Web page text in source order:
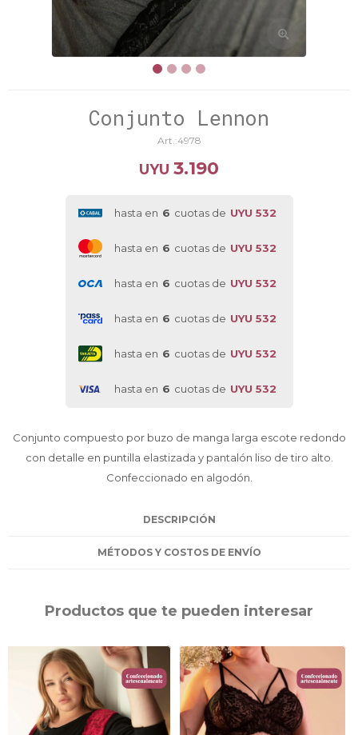
Conjunto Lennon
4978
UYU 3.190
hasta en 6 cuotas de UYU 532
hasta en 6 cuotas de UYU 532
hasta en 6 cuotas de UYU 532
hasta en 6 cuotas de UYU 532
hasta en 6 cuotas de UYU 532
hasta en 6 cuotas de UYU 532
Conjunto compuesto por buzo de manga larga escote redondo
con detalle en puntilla elastizada y pantalón liso de tiro alto.
Confeccionado en algodón.
DESCRIPCIÓN
MÉTODOS Y COSTOS DE ENVÍO
Productos que te pueden interesar